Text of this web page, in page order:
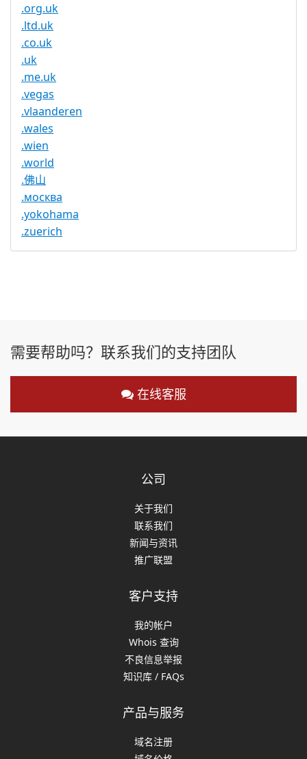
.org.uk
.ltd.uk
.co.uk
.uk
.me.uk
.vegas
.vlaanderen
.wales
.wien
.world
.佛山
.москва
.yokohama
.zuerich
需要帮助吗？联系我们的支持团队
在线客服
公司
关于我们
联系我们
新闻与资讯
推广联盟
客户支持
我的帐户
Whois 查询
不良信息举报
知识库 / FAQs
产品与服务
域名注册